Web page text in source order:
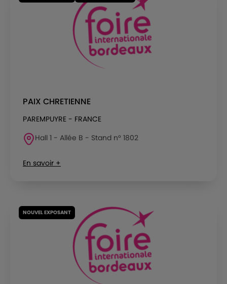
PAIX CHRETIENNE
PAREMPUYRE - FRANCE
Hall 1 - Allée B - Stand n° 1802
En savoir +
NOUVEL EXPOSANT